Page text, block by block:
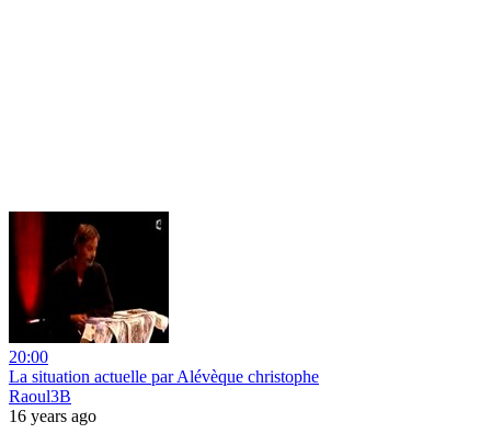
20:00
La situation actuelle par Alévèque christophe
Raoul3B
16 years ago